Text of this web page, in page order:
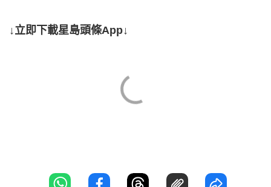
↓立即下載星島頭條App↓